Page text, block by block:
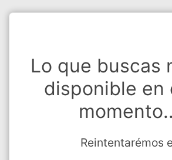
Lo que buscas
disponible en
Reintentarémos